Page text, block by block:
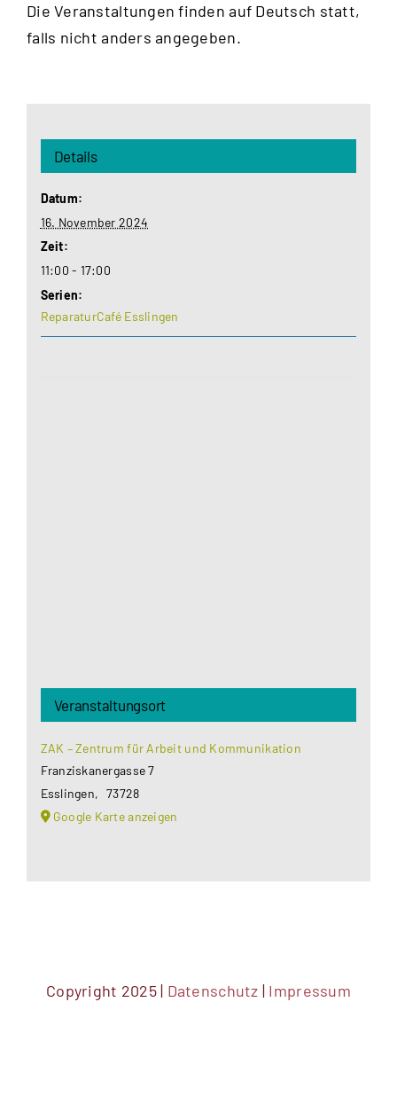
Die Veranstaltungen finden auf Deutsch statt,
falls nicht anders angegeben.
Details
Datum:
16. November 2024
Zeit:
11:00 - 17:00
Serien:
ReparaturCafé Esslingen
Veranstaltungsort
ZAK – Zentrum für Arbeit und Kommunikation
Franziskanergasse 7
Esslingen, 73728
Google Karte anzeigen
Copyright 2025 | Datenschutz | Impressum